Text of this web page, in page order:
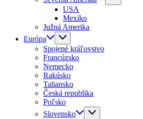
USA
Mexiko
Južná Amerika
Európa
Spojené kráľovstvo
Francúzsko
Nemecko
Rakúsko
Taliansko
Česká republika
Poľsko
Slovensko